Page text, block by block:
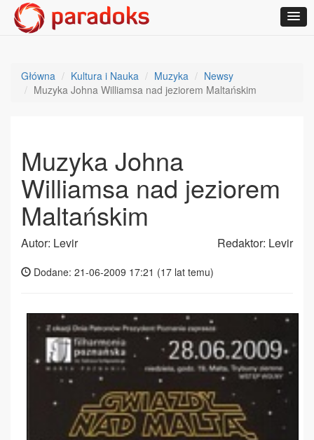
Główna Kultura i Nauka Muzyka
Newsy
Muzyka Johna Williamsa nad jeziorem Maltańskim
Muzyka Johna
Williamsa nad jeziorem
Maltańskim
Autor: Levir Redaktor: Levir
Dodane: 21-06-2009 17:21 (17 lat temu)